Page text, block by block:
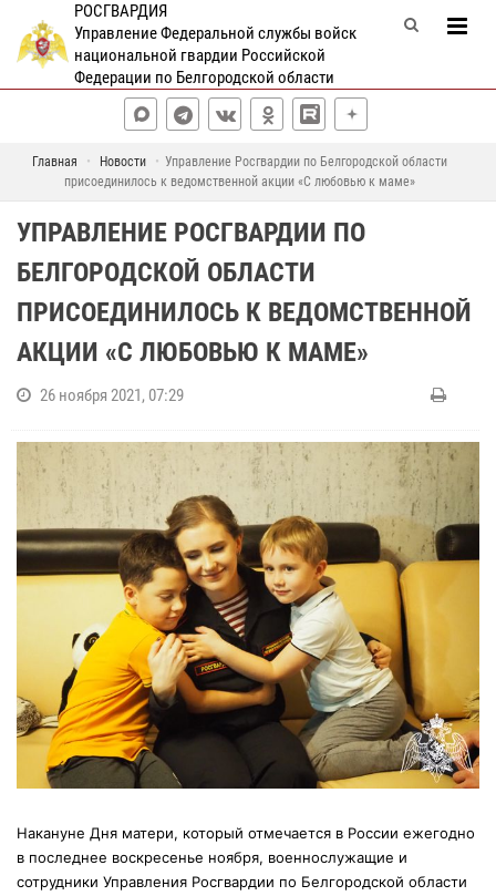
РОСГВАРДИЯ
Управление Федеральной службы войск
национальной гвардии Российской
Федерации по Белгородской области
Главная Новости
Управление Росгвардии по Белгородской области
присоединилось к ведомственной акции «С любовью к маме»
УПРАВЛЕНИЕ РОСГВАРДИИ ПО
БЕЛГОРОДСКОЙ ОБЛАСТИ
ПРИСОЕДИНИЛОСЬ К ВЕДОМСТВЕННОЙ
АКЦИИ «С ЛЮБОВЬЮ К МАМЕ»
26 ноября 2021, 07:29
Накануне Дня матери, который отмечается в России ежегодно
в последнее воскресенье ноября, военнослужащие и
сотрудники Управления Росгвардии по Белгородской области